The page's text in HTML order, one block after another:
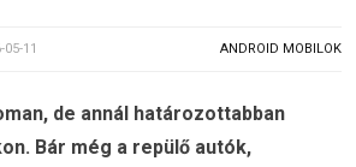
05-11 ANDROID MOBILOK
de annál határozottabban
Bár még a repülő autók,